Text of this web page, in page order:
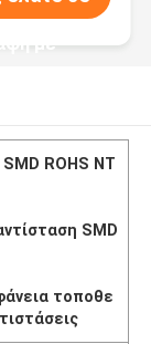
με
ROHS NT
SMD
τοποθε